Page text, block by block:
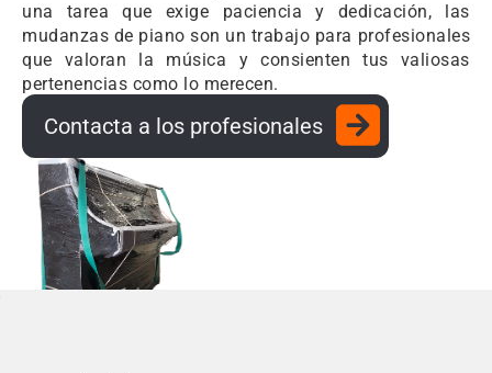
una tarea que exige paciencia y dedicación, las
mudanzas de piano son un trabajo para profesionales
que valoran la música y consienten tus valiosas
pertenencias como lo merecen.
Contacta a los profesionales